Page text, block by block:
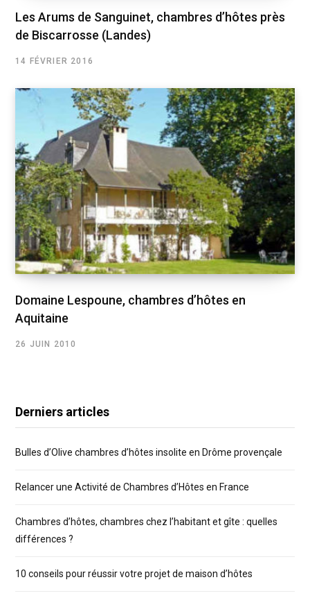
Les Arums de Sanguinet, chambres d’hôtes près
de Biscarrosse (Landes)
14 FÉVRIER 2016
Domaine Lespoune, chambres d’hôtes en
Aquitaine
26 JUIN 2010
Derniers articles
Bulles d’Olive chambres d’hôtes insolite en Drôme provençale
Relancer une Activité de Chambres d’Hôtes en France
Chambres d’hôtes, chambres chez l’habitant et gîte : quelles
différences ?
10 conseils pour réussir votre projet de maison d’hôtes